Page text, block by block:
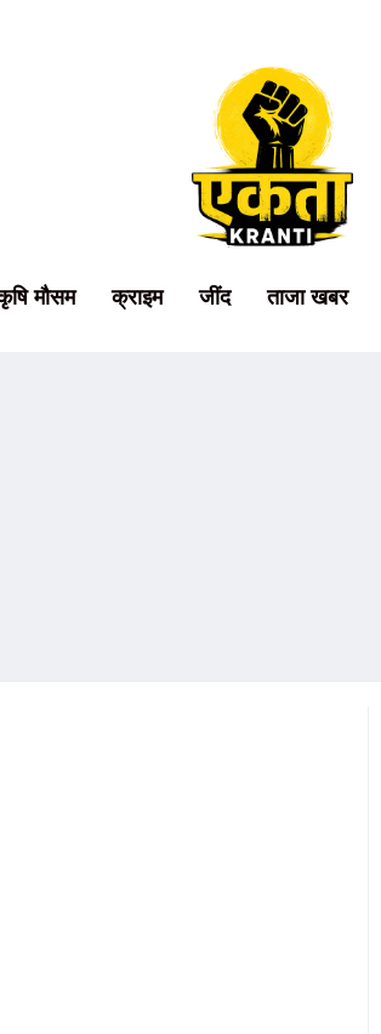
मौसम क्राइम जींद ताजा खबर